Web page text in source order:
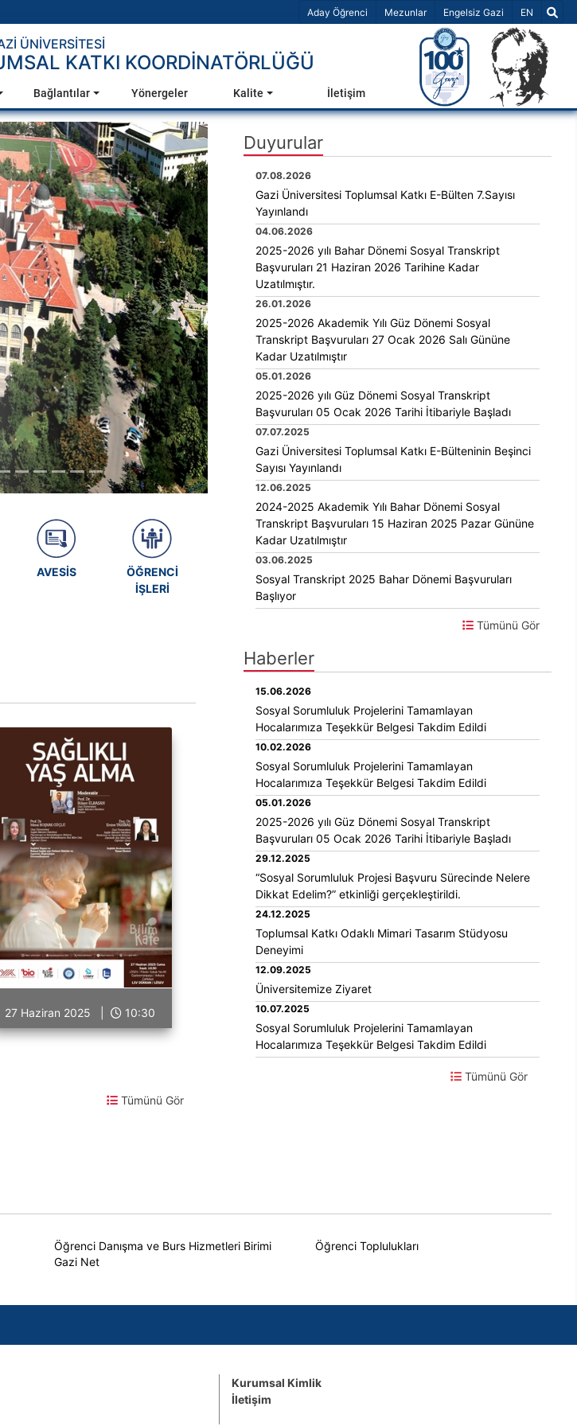
Aday Öğrenci Mezunlar Engelsiz Gazi Dil Seçiniz
EN
ÜNİVERSİTESİ
KATKI KOORDİNATÖRLÜĞÜ
Bağlantılar Yönergeler Kalite İletişim
Sonraki
AVESİS
ÖĞRENCİ
İŞLERİ
KÜTÜPHANE
KALİTE
KOMİSYONU
SÜRDÜRÜLEBİLİR
KALKINMA
27 Haziran 2025 | 10:30
25 Haziran 2025 |
09:00
10 Haziran 2025 |
Tümünü Gör
Duyurular
07.08.2026
Gazi Üniversitesi Toplumsal Katkı E-Bülten 7.Sayısı
Yayınlandı
04.06.2026
2025-2026 yılı Bahar Dönemi Sosyal Transkript
Başvuruları 21 Haziran 2026 Tarihine Kadar
Uzatılmıştır.
26.01.2026
2025-2026 Akademik Yılı Güz Dönemi Sosyal
Transkript Başvuruları 27 Ocak 2026 Salı Gününe
Kadar Uzatılmıştır
05.01.2026
2025-2026 yılı Güz Dönemi Sosyal Transkript
Başvuruları 05 Ocak 2026 Tarihi İtibariyle Başladı
07.07.2025
Gazi Üniversitesi Toplumsal Katkı E-Bülteninin Beşinci
Sayısı Yayınlandı
12.06.2025
2024-2025 Akademik Yılı Bahar Dönemi Sosyal
Transkript Başvuruları 15 Haziran 2025 Pazar Gününe
Kadar Uzatılmıştır
03.06.2025
Sosyal Transkript 2025 Bahar Dönemi Başvuruları
Başlıyor
Tümünü Gör
Haberler
15.06.2026
Sosyal Sorumluluk Projelerini Tamamlayan
Hocalarımıza Teşekkür Belgesi Takdim Edildi
10.02.2026
Sosyal Sorumluluk Projelerini Tamamlayan
Hocalarımıza Teşekkür Belgesi Takdim Edildi
05.01.2026
2025-2026 yılı Güz Dönemi Sosyal Transkript
Başvuruları 05 Ocak 2026 Tarihi İtibariyle Başladı
29.12.2025
“Sosyal Sorumluluk Projesi Başvuru Sürecinde Nelere
Dikkat Edelim?” etkinliği gerçekleştirildi.
24.12.2025
Toplumsal Katkı Odaklı Mimari Tasarım Stüdyosu
Deneyimi
12.09.2025
Üniversitemize Ziyaret
10.07.2025
Sosyal Sorumluluk Projelerini Tamamlayan
Hocalarımıza Teşekkür Belgesi Takdim Edildi
Tümünü Gör
Öğrenci Danışma ve Burs Hizmetleri Birimi
Öğrenci Toplulukları
Gazi Net
Kurumsal Kimlik
İletişim